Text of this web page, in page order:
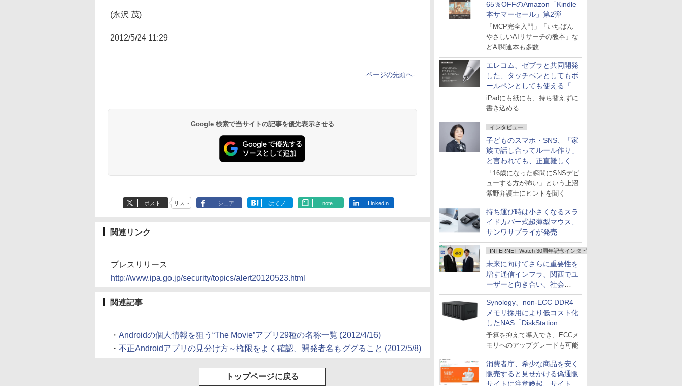
65％OFFのAmazon「Kindle
本サマーセール」第2弾
「MCP完全入門」「いちばん
やさしいAIリサーチの教本」な
どAI関連本も多数
エレコム、ゼブラと共同開発
した、タッチペンとしてもボ
ールペンとしても使える「ス
タイラスツーウェイ」発売
iPadにも紙にも、持ち替えずに
書き込める
インタビュー
子どものスマホ・SNS、「家
族で話し合ってルール作り」
と言われても、正直難しくな
いですか？
「16歳になった瞬間にSNSデビ
ューする方が怖い」という上沼
紫野弁護士にヒントを聞く
持ち運び時は小さくなるスラ
イドカバー式超薄型マウス、
サンワサプライが発売
INTERNET Watch 30周年記念インタビュー
未来に向けてさらに重要性を
増す通信インフラ、関西でユ
ーザーと向き合い、社会
の“あたらしい”を起動し続け
る～オプテージ
Synology、non-ECC DDR4
メモリ採用により低コスト化
したNAS「DiskStation
neo+」シリーズ
予算を抑えて導入でき、ECCメ
モリへのアップグレードも可能
消費者庁、希少な商品を安く
販売すると見せかける偽通販
サイトに注意喚起、サイト名
(永沢 茂)
2012/5/24 11:29
-ページの先頭へ-
Google 検索で当サイトの記事を優先表示させる
ポスト リスト シェア はてブ note LinkedIn
関連リンク
プレスリリース
http://www.ipa.go.jp/security/topics/alert20120523.html
関連記事
・ Androidの個人情報を狙う“The Movie”アプリ29種の名称一覧 (2012/4/16)
・ 不正Androidアプリの見分け方～権限をよく確認、開発者名もググること (2012/5/8)
トップページに戻る